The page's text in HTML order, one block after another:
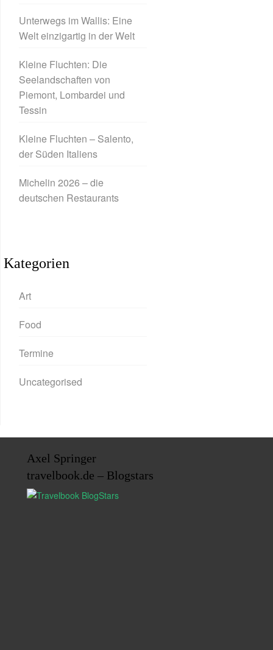
Unterwegs im Wallis: Eine
Welt einzigartig in der Welt
Kleine Fluchten: Die
Seelandschaften von
Piemont, Lombardei und
Tessin
Kleine Fluchten – Salento,
der Süden Italiens
Michelin 2026 – die
deutschen Restaurants
Kategorien
Art
Food
Termine
Uncategorised
Axel Springer
travelbook.de – Blogstars